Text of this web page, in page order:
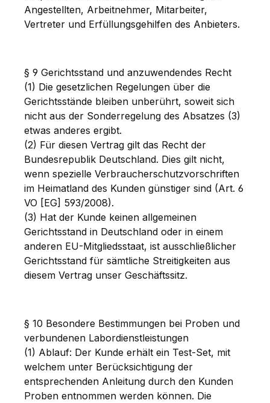
Angestellten, Arbeitnehmer, Mitarbeiter,
Vertreter und Erfüllungsgehilfen des Anbieters.
§ 9 Gerichtsstand und anzuwendendes Recht
(1) Die gesetzlichen Regelungen über die
Gerichtsstände bleiben unberührt, soweit sich
nicht aus der Sonderregelung des Absatzes (3)
etwas anderes ergibt.
(2) Für diesen Vertrag gilt das Recht der
Bundesrepublik Deutschland. Dies gilt nicht,
wenn spezielle Verbraucherschutzvorschriften
im Heimatland des Kunden günstiger sind (Art. 6
VO [EG] 593/2008).
(3) Hat der Kunde keinen allgemeinen
Gerichtsstand in Deutschland oder in einem
anderen EU-Mitgliedsstaat, ist ausschließlicher
Gerichtsstand für sämtliche Streitigkeiten aus
diesem Vertrag unser Geschäftssitz.
§ 10 Besondere Bestimmungen bei Proben und
verbundenen Labordienstleistungen
(1) Ablauf: Der Kunde erhält ein Test-Set, mit
welchem unter Berücksichtigung der
entsprechenden Anleitung durch den Kunden
Proben entnommen werden können. Die